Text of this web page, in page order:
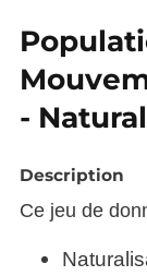
-
Description
Ce jeu de